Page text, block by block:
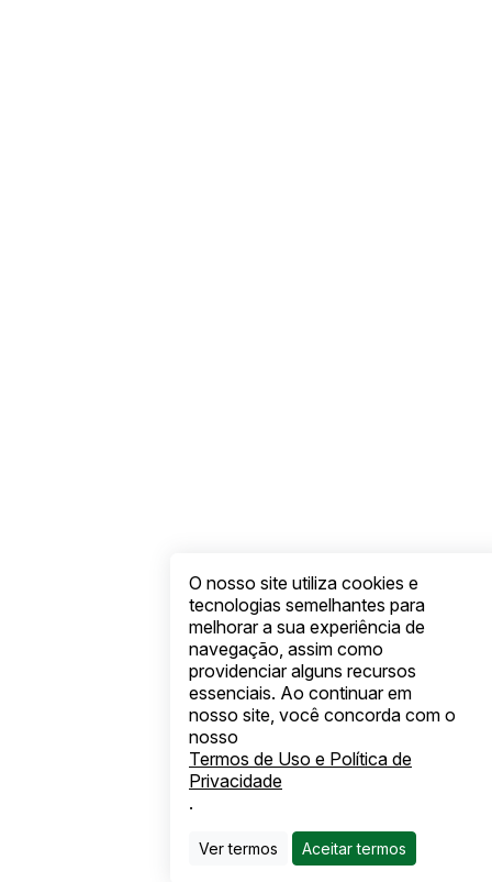
O nosso site utiliza cookies e
tecnologias semelhantes para
melhorar a sua experiência de
navegação, assim como
providenciar alguns recursos
essenciais. Ao continuar em
nosso site, você concorda com o
nosso
Termos de Uso e Política de
Privacidade
.
Ver termos Aceitar termos